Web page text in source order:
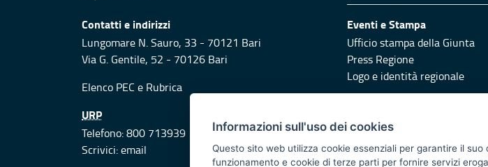
Contatti e indirizzi
Lungomare N. Sauro, 33 - 70121 Bari
Via G. Gentile, 52 - 70126 Bari
Elenco PEC e Rubrica
Eventi e Stampa
Ufficio stampa della Giunta
Press Regione
Logo e identità regionale
URP
Telefono: 800 713939
Scrivici:email
Responsabili di pubblicazione
Informazioni sull'uso dei cookies
Questo sito web utilizza cookie essenziali per garantire il suo
funzionamento e cookie di terze parti per fornire servizi